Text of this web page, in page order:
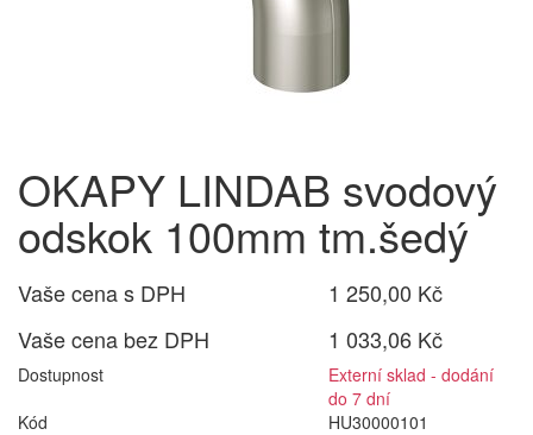
OKAPY LINDAB svodový
odskok 100mm tm.šedý
Vaše cena s DPH
1 250,00 Kč
Vaše cena bez DPH
1 033,06 Kč
Dostupnost
Externí sklad - dodání
do 7 dní
Kód
HU30000101